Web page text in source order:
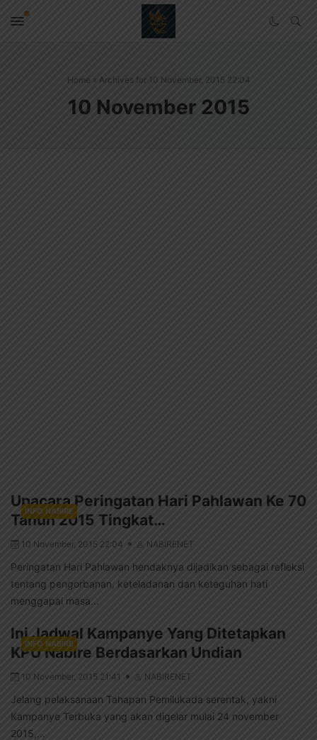
Home » Archives for 10 November, 2015 22:04
10 November 2015
INFO NABIRE
Upacara Peringatan Hari Pahlawan Ke 70
Tahun 2015 Tingkat…
10 November, 2015 22:04 NABIRENET
Peringatan Hari Pahlawan hendaknya dijadikan sebagai refleksi
tentang pengorbanan, keteladanan dan keteguhan hati
menggapai masa...
INFO NABIRE
Ini Jadwal Kampanye Yang Ditetapkan
KPU Nabire Berdasarkan Undian
10 November, 2015 21:41 NABIRENET
Jelang pelaksanaan Tahapan Pemilukada serentak, yakni
Kampanye Terbuka yang akan digelar mulai 24 november
2015,...